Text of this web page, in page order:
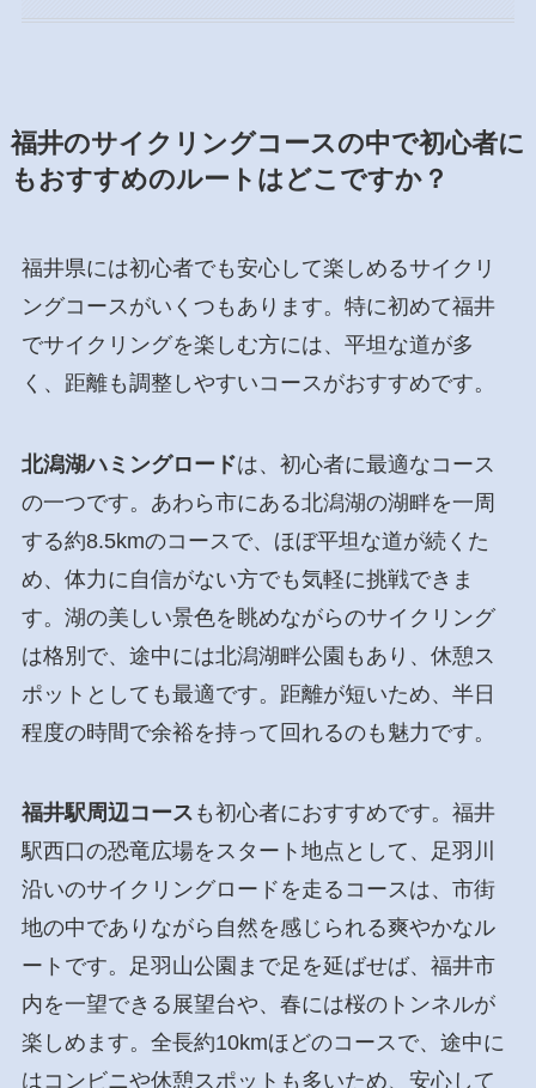
福井のサイクリングコースの中で初心者に
もおすすめのルートはどこですか？
福井県には初心者でも安心して楽しめるサイクリ
ングコースがいくつもあります。特に初めて福井
でサイクリングを楽しむ方には、平坦な道が多
く、距離も調整しやすいコースがおすすめです。
北潟湖ハミングロードは、初心者に最適なコース
の一つです。あわら市にある北潟湖の湖畔を一周
する約8.5kmのコースで、ほぼ平坦な道が続くた
め、体力に自信がない方でも気軽に挑戦できま
す。湖の美しい景色を眺めながらのサイクリング
は格別で、途中には北潟湖畔公園もあり、休憩ス
ポットとしても最適です。距離が短いため、半日
程度の時間で余裕を持って回れるのも魅力です。
福井駅周辺コース も初心者におすすめです。福井
駅西口の恐竜広場をスタート地点として、足羽川
沿いのサイクリングロードを走るコースは、市街
地の中でありながら自然を感じられる爽やかなル
ートです。足羽山公園まで足を延ばせば、福井市
内を一望できる展望台や、春には桜のトンネルが
楽しめます。全長約10kmほどのコースで、途中に
はコンビニや休憩スポットも多いため、安心して